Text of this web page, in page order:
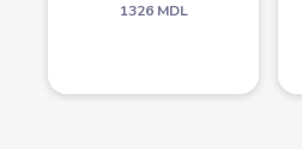
1326MDL